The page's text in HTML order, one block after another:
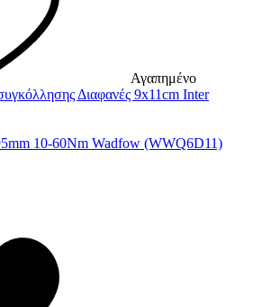
Αγαπημένο
Διαφανές 9x11cm Inter